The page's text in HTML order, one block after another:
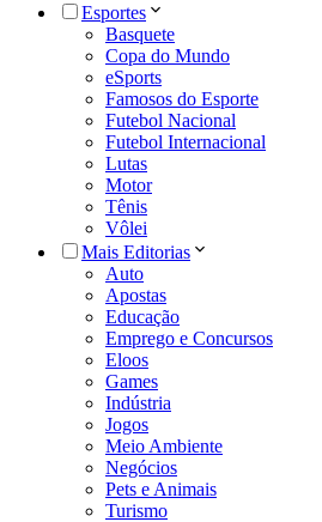
Esportes
Basquete
Copa do Mundo
eSports
Famosos do Esporte
Futebol Nacional
Futebol Internacional
Lutas
Motor
Tênis
Vôlei
Mais Editorias
Auto
Apostas
Educação
Emprego e Concursos
Eloos
Games
Indústria
Jogos
Meio Ambiente
Negócios
Pets e Animais
Turismo